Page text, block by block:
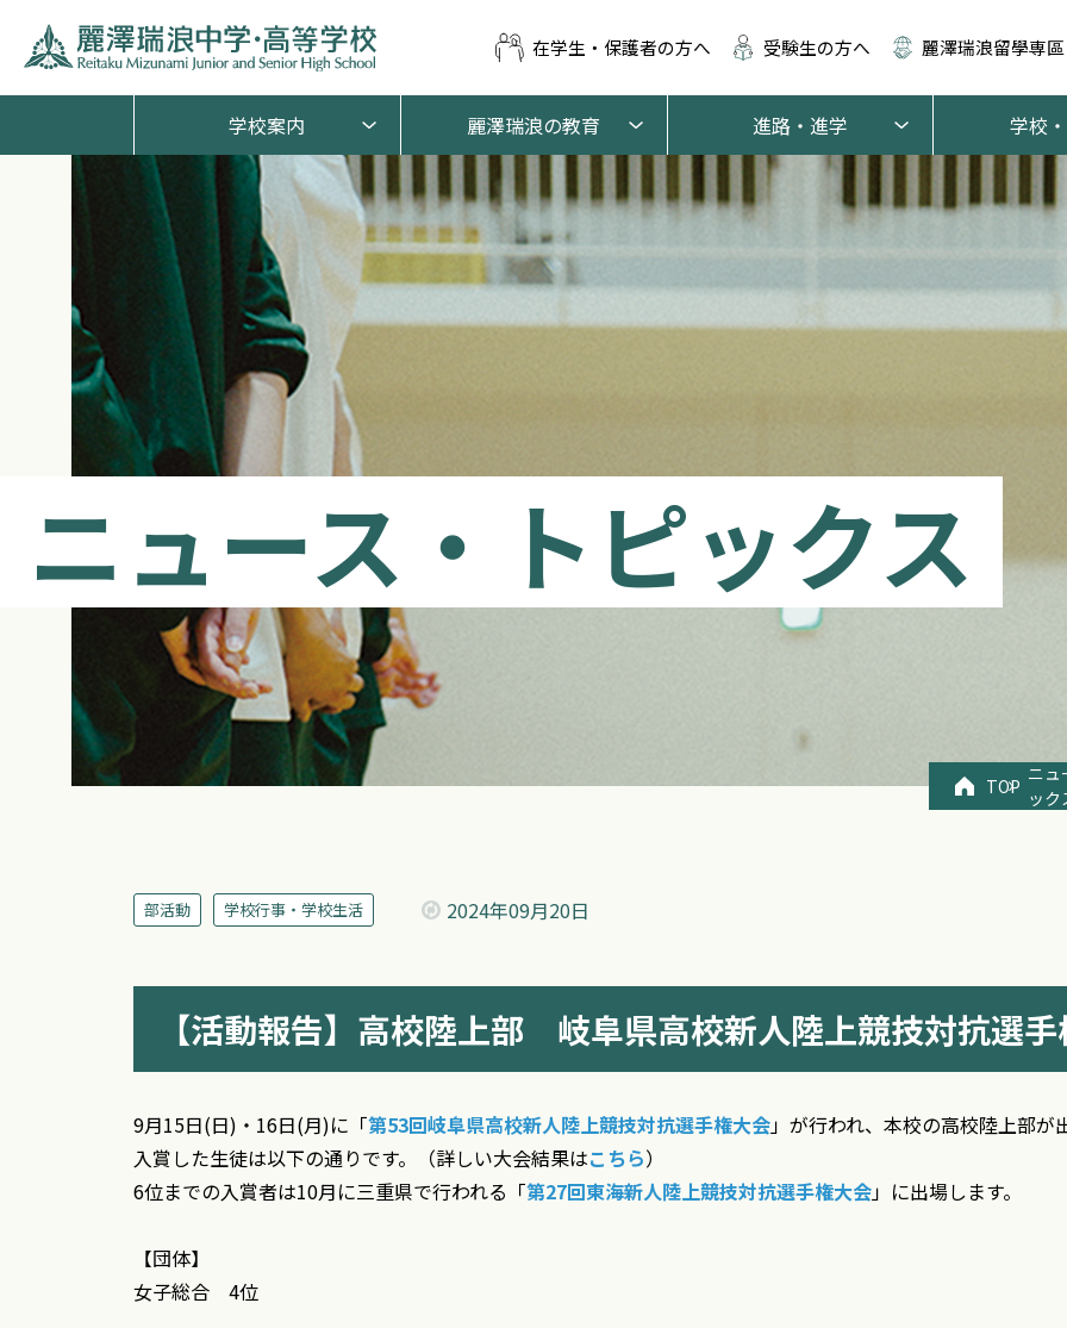
在学生・保護者の方へ 受験生の方へ 麗澤瑞浪留學専區
学校案内 麗澤瑞浪の教育 進路・進学 学校
ニュース・トピックス
TOP
ニュ
ック
部活動 学校行事・学校生活 2024年09月20日
【活動報告】高校陸上部 岐阜県高校新人陸上競技対抗選手
9月15日(日)・16日(月)に「第53回岐阜県高校新人陸上競技対抗選手権大会」が行われ、本校の高校陸上部が
入賞した生徒は以下の通りです。（詳しい大会結果はこちら）
6位までの入賞者は10月に三重県で行われる「第27回東海新人陸上競技対抗選手権大会」に出場します。
【団体】
女子総合 4位